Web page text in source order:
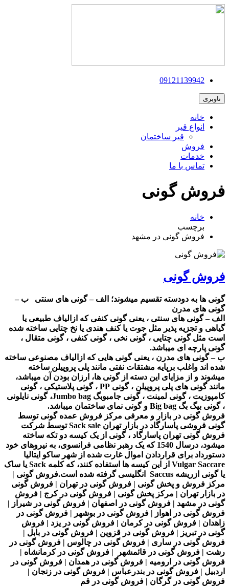
09121139942
ناوبری
خانه
انواع قیر
قیر ساختمان
فروش
خدمات
تماس با ما
فروش گونی
خانه
برچسب
فروش گونی در مشهد
فروش گونی
گونی ها به دودسته تقسیم میشوند؛ الف – گونی های سنتی ب –
گونی های مدرن
الف – گونی های سنتی ، یعنی گونی کنفی که ازالیاف طبیعی یا
گیاهی و تجزیه پذیر مثل جوت یا کنف هندی یا نخ چتایی ساخته شده
است مثل گونی چتایی ، گونی نخی ، گونی کنفی ، گونی متقال ،
گونی پارچه ای میباشد.
ب – گونی های مدرن ، یعنی گونی هایی که ازالیاف مصنوعی ساخته
شده اند واغلب برپایه مشتقات نفتی مانند پلی پروپیلن ساخته
میشوند و از مزایای این دسته از گونی ها، ارزان بودن آن میباشد،
مانند گونی های پلی پروپیلن ، گونی PP ، گونی پلاستیکی ، گونی
کامپوزیت ، گونی لمینت ، گونی جامبوبگ Jumbo bag، گونی نایلونی
، گونی بیگ بگ Big bag و گونی نمای ساختمان میباشد.
فروش گونی در بازار و معرفی مرکز فروش عمده گونی توسط
گونی فروشی پاسارگاد در بازار تهران Sack sale توسط شرکت
فروش گونی تهران پاسارگاد ، گونی از یک کیسه دو تکه ساخته
میشود، درسال 1540 که یک رهبر نظامی فرانسوی، به نیروهای خود
دستورداد برای قراردادن اموال غارت شده از شهر ساکو ایتالیا
Vulgar Saccare از این کیسه ها استفاده کنند، که کلمه Sack یا ساک
یا گونی ازریشه Saccus انگلیسی گرفته شده است.فروش گونی |
مرکز فروش و پخش گونی | فروش گونی در تهران | فروش گونی
در بازار تهران | مرکز پخش گونی | فروش گونی در کرج | فروش
گونی در مشهد | فروش گونی در اصفهان | فروش گونی در شیراز |
فروش گونی در اهواز | فروش گونی در بوشهر | فروش گونی در
زاهدان | فروش گونی در کرمان | فروش گونی در یزد | فروش
گونی در تبریز | فروش گونی در قزوین | فروش گونی در بابل |
فروش گونی در ساری | فروش گونی در چالوس | فروش گونی در
رشت | فروش گونی در قائمشهر | فروش گونی در کرمانشاه |
فروش گونی در ارومیه | فروش گونی در همدان | فروش گونی در
اردبیل | فروش گونی در بندرعباس | فروش گونی در زنجان |
فروش گونی در گرگان | فروش گونی در قم